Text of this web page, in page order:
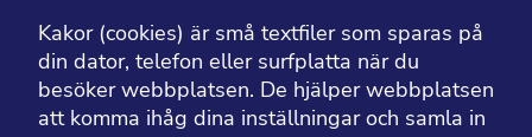
Tillgänglighet
Kakor (cookies) är små textfiler som sparas på
din dator, telefon eller surfplatta när du
besöker webbplatsen. De hjälper webbplatsen
att komma ihåg dina inställningar och samla in